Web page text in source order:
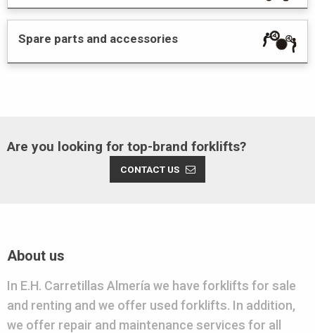
Spare parts and accessories
Are you looking for top-brand forklifts?
CONTACT US
About us
In E.H. Carretillas Almería we have forklifts for sale
and renting and we offer used forklifts. In addition,
we offer repair and maintenance services for all